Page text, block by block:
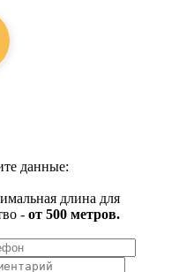
данные:
длина для
- от 500 метров.